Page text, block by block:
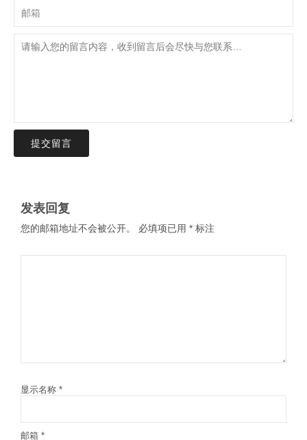
提交留言
发表回复
您的邮箱地址不会被公开。 必填项已用 * 标注
显示名称 *
邮箱 *